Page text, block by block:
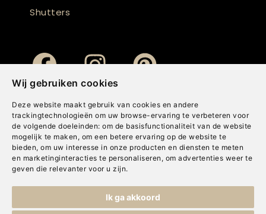
Wij gebruiken cookies
Deze website maakt gebruik van cookies en andere
trackingtechnologieën om uw browse-ervaring te verbeteren voor
de volgende doeleinden: om de basisfunctionaliteit van de website
mogelijk te maken , om een betere ervaring op de website te
bieden, om uw interesse in onze producten en diensten te meten
en marketinginteracties te personaliseren , om advertenties weer te
geven die relevanter voor u zijn.
Ik ga akkoord
Shutters
Cookies